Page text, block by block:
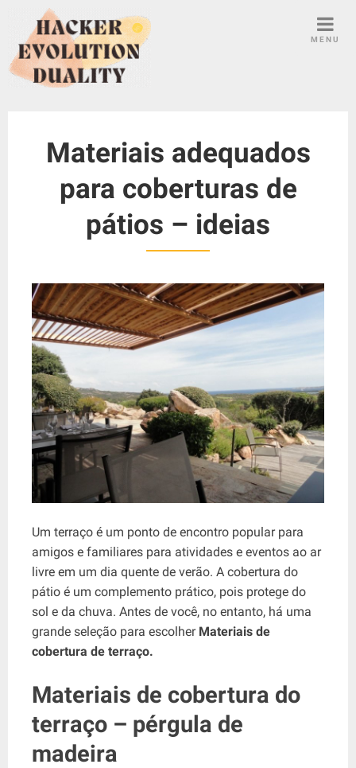
MENU
Materiais adequados
para coberturas de
pátios – ideias
Um terraço é um ponto de encontro popular para
amigos e familiares para atividades e eventos ao ar
livre em um dia quente de verão. A cobertura do
pátio é um complemento prático, pois protege do
sol e da chuva. Antes de você, no entanto, há uma
grande seleção para escolher Materiais de
cobertura de terraço.
Materiais de cobertura do
terraço – pérgula de
madeira